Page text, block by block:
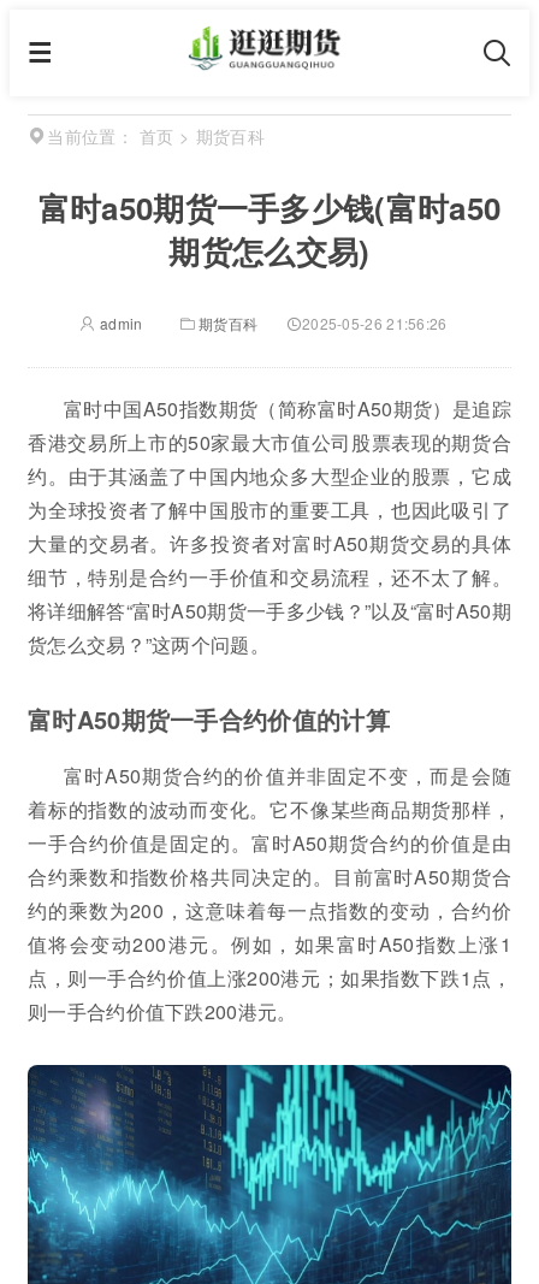
当前位置： 首页 > 期货百科
富时a50期货一手多少钱(富时a50
期货怎么交易)
admin 期货百科 2025-05-26 21:56:26
富时中国A50指数期货（简称富时A50期货）是追踪
香港交易所上市的50家最大市值公司股票表现的期货合
约。由于其涵盖了中国内地众多大型企业的股票，它成
为全球投资者了解中国股市的重要工具，也因此吸引了
大量的交易者。许多投资者对富时A50期货交易的具体
细节，特别是合约一手价值和交易流程，还不太了解。
将详细解答“富时A50期货一手多少钱？”以及“富时A50期
货怎么交易？”这两个问题。
富时A50期货一手合约价值的计算
富时A50期货合约的价值并非固定不变，而是会随
着标的指数的波动而变化。它不像某些商品期货那样，
一手合约价值是固定的。富时A50期货合约的价值是由
合约乘数和指数价格共同决定的。目前富时A50期货合
约的乘数为200，这意味着每一点指数的变动，合约价
值将会变动200港元。例如，如果富时A50指数上涨1
点，则一手合约价值上涨200港元；如果指数下跌1点，
则一手合约价值下跌200港元。